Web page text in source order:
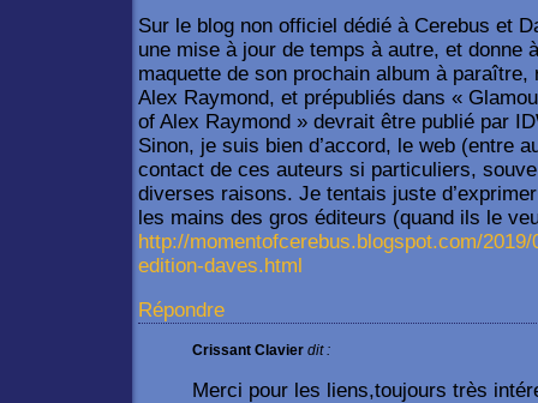
Sur le blog non officiel dédié à Cerebus et
une mise à jour de temps à autre, et donne
maquette de son prochain album à
Alex Raymond, et prépubliés dans «
of Alex Raymond » devrait être publié par
Sinon, je suis bien d’accord, le web (entre
contact de ces auteurs si particuliers,
diverses raisons. Je tentais juste
les mains des gros éditeurs (quand ils le
http://momentofcerebus.blogspot.com/
edition-daves.html
Répondre
Crissant Clavier dit :
Merci pour les liens,toujours très